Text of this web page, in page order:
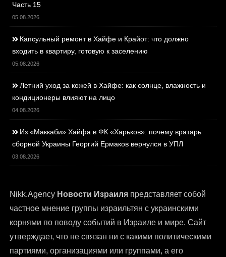
Часть 15
05.08.2026
Капсульный ремонт в Хайфе и Крайот: что должно
входить в квартиру, готовую к заселению
05.08.2026
Летний уход за кожей в Хайфе: как солнце, влажность и
кондиционеры влияют на лицо
04.08.2026
Из «Маккаби» Хайфа в ФК «Харьков»: почему вратарь
сборной Украины Георгий Ермаков вернулся в УПЛ
03.08.2026
Nikk.Agency Новости Израиля представляет собой
частное мнение группы израильтян с украинскими
корнями по поводу событий в Израиле и мире. Сайт
утверждает, что не связан ни с какими политическими
партиями, организациями или группами, а его